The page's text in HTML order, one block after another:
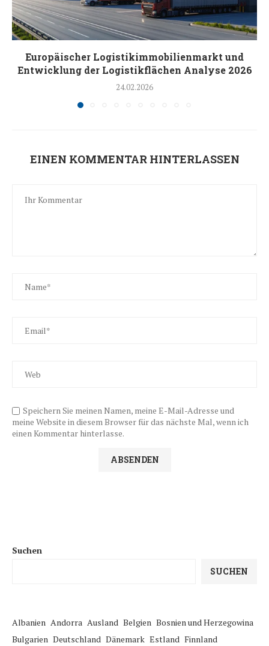
Europäischer Logistikimmobilienmarkt und
Entwicklung der Logistikflächen Analyse 2026
24.02.2026
EINEN KOMMENTAR HINTERLASSEN
Speichern Sie meinen Namen, meine E-Mail-Adresse und
meine Website in diesem Browser für das nächste Mal, wenn ich
einen Kommentar hinterlasse.
Suchen
SUCHEN
Albanien Andorra Ausland Belgien Bosnien und Herzegowina
Bulgarien Deutschland Dänemark Estland Finnland